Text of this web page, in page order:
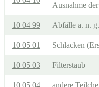
Ausnahme
10 04 99 Abfälle a. n. g.
10 05 01 Schlacken
10 05 03 Filterstaub
10 05 04 andere